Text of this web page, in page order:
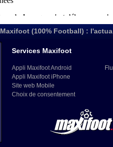
Maxifoot (100% Football) :
Services Maxifoot
Appli Maxifoot Android
Appli Maxifoot iPhone
Site web Mobile
Choix de consentement